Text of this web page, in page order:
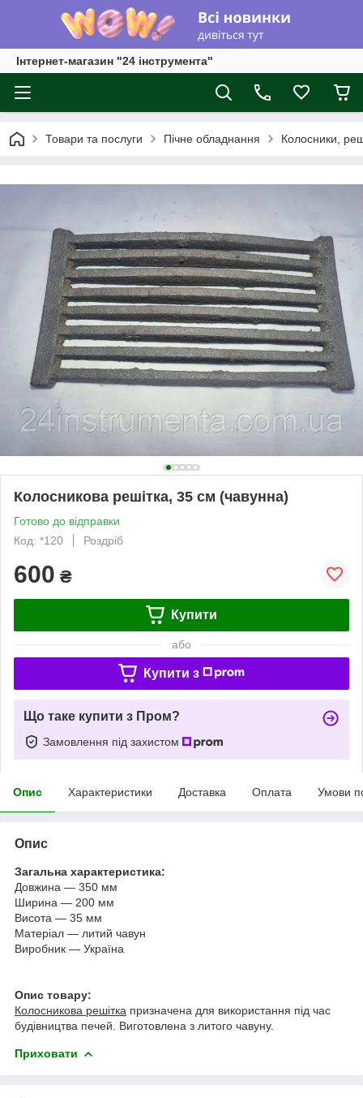
Інтернет-магазин "24 інструмента"
Товари та послуги Пічне обладнання Колосники,
Колосникова решітка, 35 см (чавунна)
Готово до відправки
Код: *120
Роздріб
600 ₴
Купити
або
Купити з
Що таке купити з Пром?
Замовлення під захистом
Опис Характеристики Доставка Оплата Умови
Опис
Загальна характеристика:
Довжина — 350 мм
Ширина — 200 мм
Висота — 35 мм
Матеріал — литий чавун
Виробник — Україна
Опис товару:
Колосникова решітка призначена для використання під час
будівництва печей. Виготовлена з литого чавуну.
Приховати